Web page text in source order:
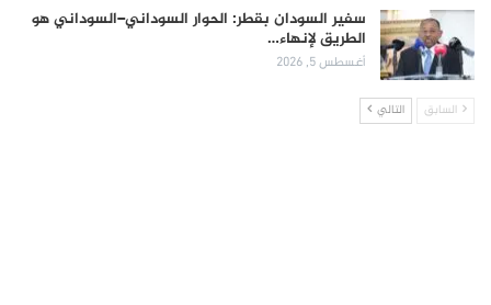
سفير السودان بقطر: الحوار السوداني–السوداني هو
الطريق لإنهاء…
أغسطس 5, 2026
السابق التالي